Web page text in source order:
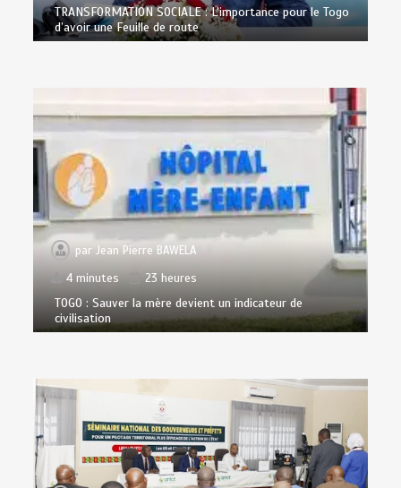
TRANSFORMATION SOCIALE : L’importance pour le Togo
d’avoir une Feuille de route
parJean Pierre BAWELA
4 minutes
23 heures
TOGO : Sauver la mère devient un indicateur de
civilisation